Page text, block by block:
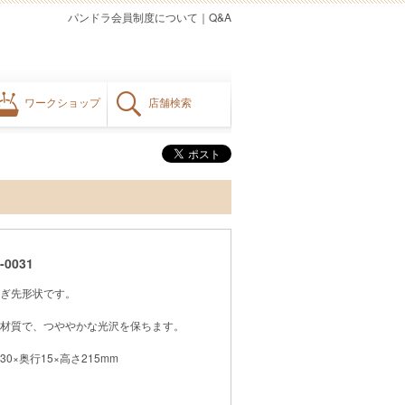
ワークショップ 店舗検索
Q&A
｜
パンドラ会員制度について
0031
先形状です。
質で、つややかな光沢を保ちます。
奥行15×高さ215mm